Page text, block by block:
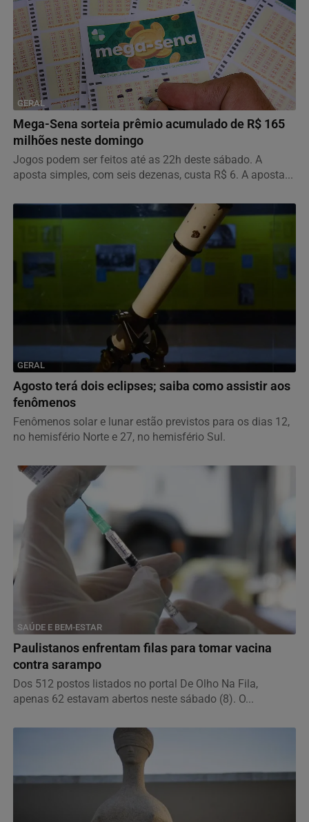
GERAL
Mega-Sena sorteia prêmio acumulado de R$ 165
milhões neste domingo
Jogos podem ser feitos até as 22h deste sábado. A
aposta simples, com seis dezenas, custa R$ 6. A aposta...
GERAL
Agosto terá dois eclipses; saiba como assistir aos
fenômenos
Fenômenos solar e lunar estão previstos para os dias 12,
no hemisfério Norte e 27, no hemisfério Sul.
SAÚDE E BEM-ESTAR
Paulistanos enfrentam filas para tomar vacina
contra sarampo
Dos 512 postos listados no portal De Olho Na Fila,
apenas 62 estavam abertos neste sábado (8). O...